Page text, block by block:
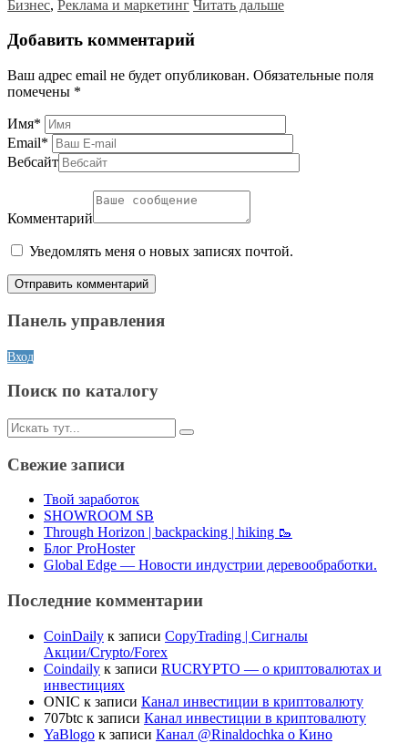
Бизнес, Реклама и маркетинг Читать дальше
Добавить комментарий
Ваш адрес email не будет опубликован. Обязательные поля
помечены *
Имя*
Email*
Вебсайт
Комментарий
Уведомлять меня о новых записях почтой.
Панель управления
Вход
Поиск по каталогу
Искать:
Свежие записи
Твой заработок
SHOWROOM SB
Through Horizon | backpacking | hiking 🥾
Блог ProHoster
Global Edge — Новости индустрии деревообработки.
Последние комментарии
CoinDaily к записи CopyTrading | Сигналы
Акции/Crypto/Forex
Coindaily к записи RUCRYPTO — о криптовалютах и
инвестициях
ONIC к записи Канал инвестиции в криптовалюту
707btc к записи Канал инвестиции в криптовалюту
YaBlogo к записи Канал @Rinaldochka о Кино